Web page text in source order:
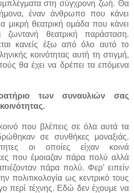
στη σύγχρονη ζωή. Θα
έναν άνθρωπο που κάνει
μικρή θεατρική ομάδα που κάνει
θεατρική παράσταση.
κανείς έξω από όλο αυτό το
κοινότητας αυτή τη στιγμή,
θα έχει να δρέπει τα επόμενα
των συναυλιών σας
που βλέπεις σε όλα αυτά τα
σε συνθήκες μοναξιάς.
οι οποίες είχαν κοινά
που έμοιαζαν πάρα πολύ αλλά
πάρα πολύ. Φερ’ ειπείν
πολιτικολογία ως κεντρικό τους
περί τέχνης. Εδώ δεν έχουμε να